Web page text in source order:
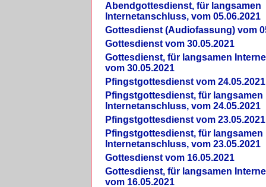
Abendgottesdienst, für langsamen
Internetanschluss, vom 05.06.2021
Gottesdienst (Audiofassung) vom
Gottesdienst vom 30.05.2021
Gottesdienst, für langsamen
vom 30.05.2021
Pfingstgottesdienst vom 24.05.2021
Pfingstgottesdienst, für langsamen
Internetanschluss, vom 24.05.2021
Pfingstgottesdienst vom 23.05.2021
Pfingstgottesdienst, für langsamen
Internetanschluss, vom 23.05.2021
Gottesdienst vom 16.05.2021
Gottesdienst, für langsamen
vom 16.05.2021